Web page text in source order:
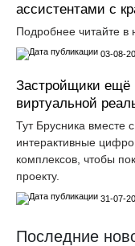
ассистентами с
Подробнее читайте
03-08-
Застройщики ещё
виртуальной
Тут Брусника вместе
интерактивные
комплексов, чтобы
проекту.
31-07-
Последние